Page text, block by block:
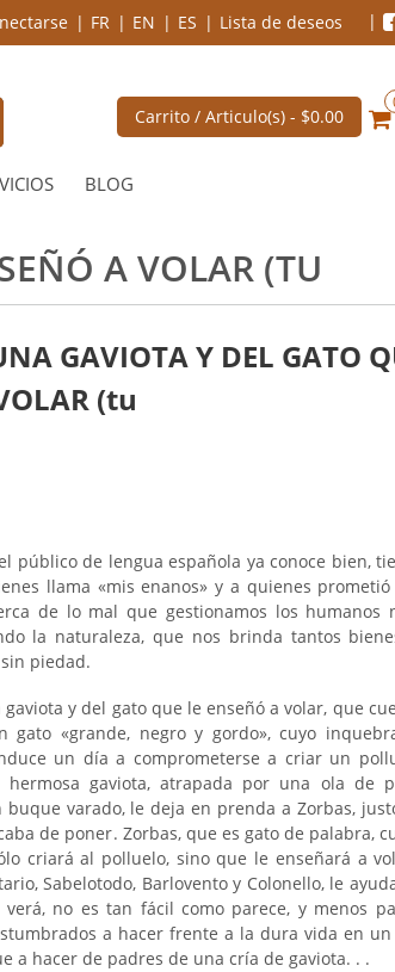
FR EN ES Lista de deseos
Carrito / Articulo(s) - $0.00
BLOG
A VOLAR (TU
GAVIOTA Y DEL GATO
(tu
público de lengua española ya conoce bien,
llama «mis enanos» y a quienes
de lo mal que gestionamos los humanos
la naturaleza, que nos brinda tantos
piedad.
y del gato que le enseñó a volar, que
gato «grande, negro y gordo», cuyo
un día a comprometerse a criar un
hermosa gaviota, atrapada por una ola de
varado, le deja en prenda a Zorbas,
de poner. Zorbas, que es gato de palabra,
criará al polluelo, sino que le enseñará a
Sabelotodo, Barlovento y Colonello, le
no es tan fácil como parece, y menos
a hacer frente a la dura vida en
a hacer de padres de una cría de gaviota. . .